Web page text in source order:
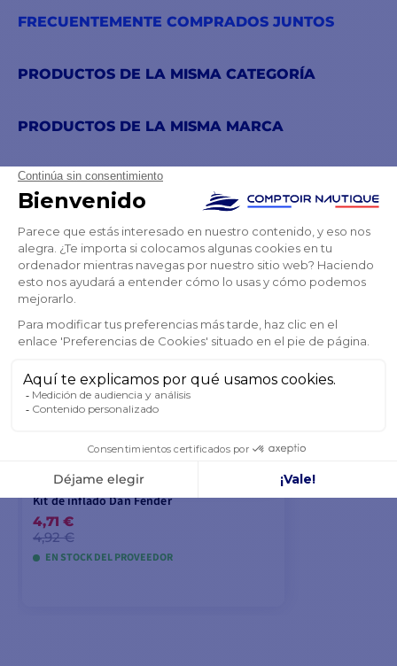
FRECUENTEMENTE COMPRADOS JUNTOS
PRODUCTOS DE LA MISMA CATEGORÍA
PRODUCTOS DE LA MISMA MARCA
TAMBIÉN PODRÍA GUSTARTE
Kit de inflado Dan Fender
4,71 €
4,92 €
EN STOCK DEL PROVEEDOR